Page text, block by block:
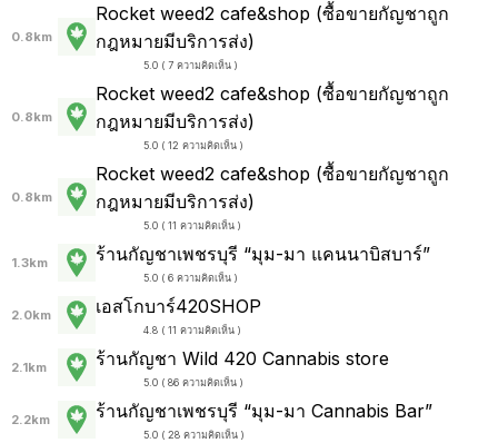
0.8km
Rocket weed2 cafe&shop (ซื้อขายกัญชาถูก
กฎหมายมีบริการส่ง)
5.0 ( 7 ความคิดเห็น )
0.8km
Rocket weed2 cafe&shop (ซื้อขายกัญชาถูก
กฎหมายมีบริการส่ง)
5.0 ( 12 ความคิดเห็น )
0.8km
Rocket weed2 cafe&shop (ซื้อขายกัญชาถูก
กฎหมายมีบริการส่ง)
5.0 ( 11 ความคิดเห็น )
1.3km ร้านกัญชาเพชรบุรี “มุม-มา แคนนาบิสบาร์”
5.0 ( 6 ความคิดเห็น )
2.0km เอสโกบาร์420SHOP
4.8 ( 11 ความคิดเห็น )
2.1km ร้านกัญชา Wild 420 Cannabis store
5.0 ( 86 ความคิดเห็น )
2.2km ร้านกัญชาเพชรบุรี “มุม-มา Cannabis Bar”
5.0 ( 28 ความคิดเห็น )